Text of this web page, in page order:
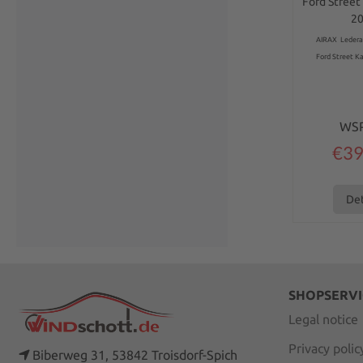
AIRAX
Ford Street
Biberweg 31, 53842 Troisdorf-Spich
Legal notice
Privacy